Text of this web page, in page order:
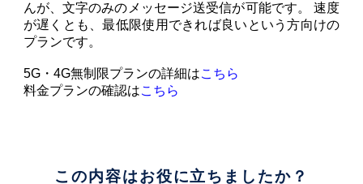
んが、文字のみのメッセージ送受信が可能です。 速度
が遅くとも、最低限使用できれば良いという方向けの
プランです。
5G・4G無制限プランの詳細はこちら
料金プランの確認はこちら
この内容はお役に立ちましたか？